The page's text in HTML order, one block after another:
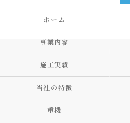
ホーム
事業内容
施工実績
当社の特徴
重機